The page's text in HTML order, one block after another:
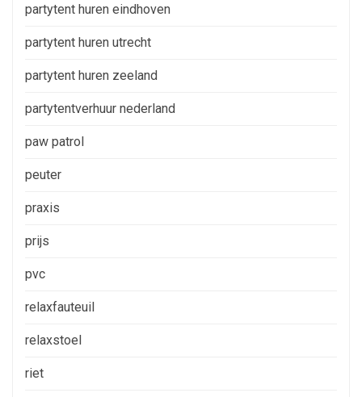
partytent huren eindhoven
partytent huren utrecht
partytent huren zeeland
partytentverhuur nederland
paw patrol
peuter
praxis
prijs
pvc
relaxfauteuil
relaxstoel
riet